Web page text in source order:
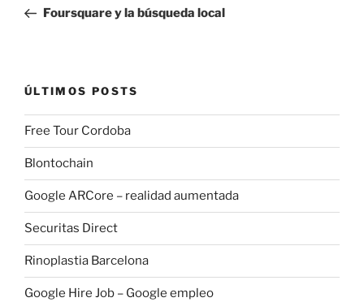
entradas
anterior:
Foursquare y la búsqueda local
ÚLTIMOS POSTS
Free Tour Cordoba
Blontochain
Google ARCore – realidad aumentada
Securitas Direct
Rinoplastia Barcelona
Google Hire Job – Google empleo